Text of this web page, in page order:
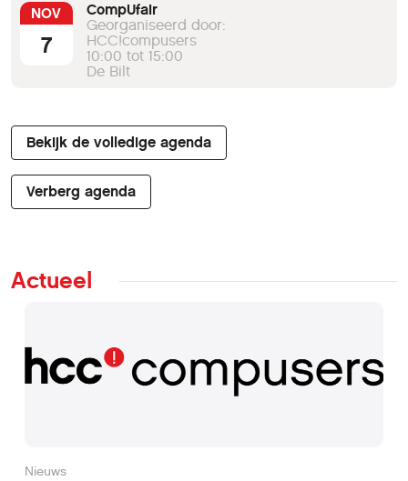
NOV
7
CompUfair
Georganiseerd door:
HCC!compusers
10:00 tot 15:00
De Bilt
Bekijk de volledige agenda
Verberg agenda
Actueel
Nieuws